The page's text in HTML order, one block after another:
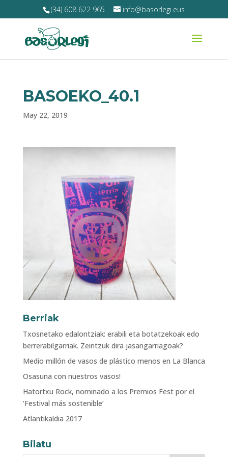
(34) 608 622 965 info@basorlegi.eus
BASOEKO_40.1
May 22, 2019
Berriak
Txosnetako edalontziak: erabili eta botatzekoak edo
berrerabilgarriak. Zeintzuk dira jasangarriagoak?
Medio millón de vasos de plástico menos en La Blanca
Osasuna con nuestros vasos!
Hatortxu Rock, nominado a los Premios Fest por el
‘Festival más sostenible’
Atlantikaldia 2017
Bilatu